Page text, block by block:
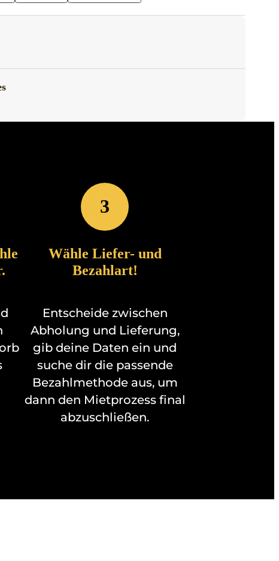
3
Wähle Liefer- und
Bezahlart!
Entscheide zwischen
Abholung und Lieferung,
gib deine Daten ein und
suche dir die passende
Bezahlmethode aus, um
dann den Mietprozess final
abzuschließen.